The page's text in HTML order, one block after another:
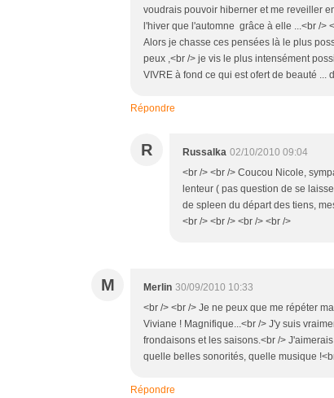
voudrais pouvoir hiberner et me reveiller
l'hiver que l'automne grâce à elle ...<br />
Alors je chasse ces pensées là le plus
peux ,<br /> je vis le plus intensément
VIVRE à fond ce qui est ofert de beauté ...
Répondre
R Russalka 02/10/2010 09:04
<br /> <br /> Coucou Nicole,
lenteur ( pas question de se
de spleen du départ des tiens,
<br /> <br /> <br /> <br />
M Merlin 30/09/2010 10:33
<br /> <br /> Je ne peux que me répéter
Viviane ! Magnifique...<br /> J'y suis
frondaisons et les saisons.<br />
quelle belles sonorités, quelle musique
Répondre